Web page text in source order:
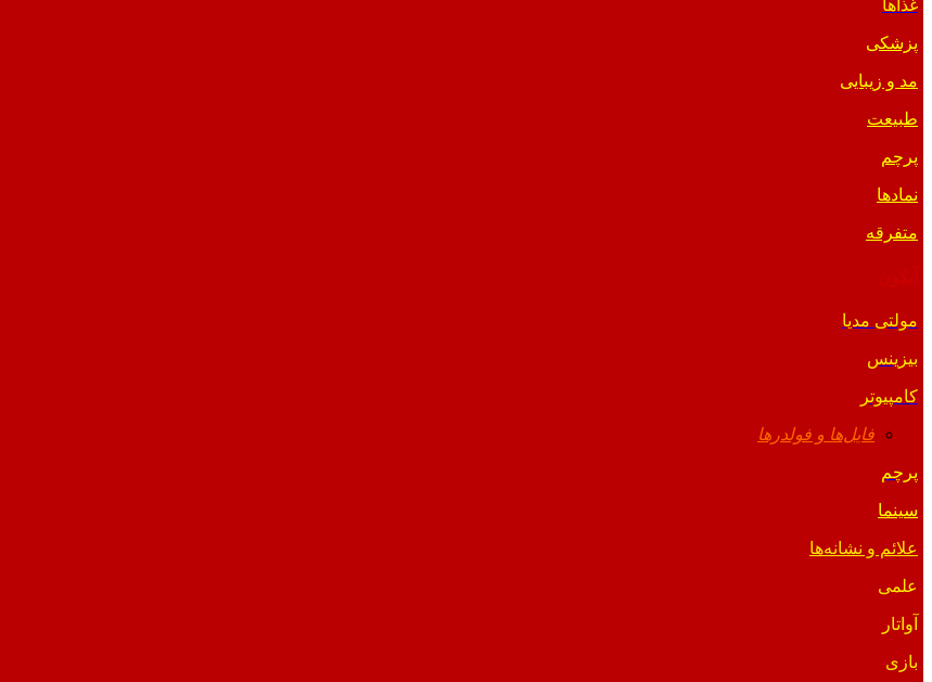
غذاها
پزشکی
مد و زیبایی
طبیعت
پرچم
نمادها
متفرقه
مولتی مدیا
بیزینس
کامپیوتر
فایل‌ها و فولدرها
پرچم
سینما
علائم و نشانه‌ها
علمی
آواتار
بازی